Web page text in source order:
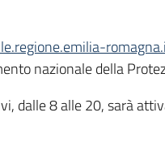
nazionale della
dalle 8 alle 20, sarà